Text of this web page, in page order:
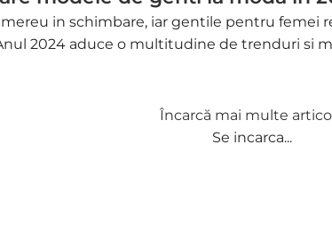
in schimbare, iar gentile pentru femei
2024 aduce o multitudine de trenduri si
Încarcă mai multe
Se incarca...